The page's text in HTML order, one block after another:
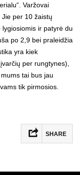
Varžovai
per 10 žaistų
ir patyrė du
po 2,9 bei praleidžia
yra kiek
per rungtynes),
tai bus jau
tik pirmosios.
SHARE